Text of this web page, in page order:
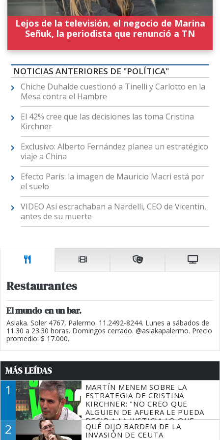
Lejos de la televisión, el negocio de Marina
Señuk, la periodista que renunció a TN
NOTICIAS ANTERIORES DE "POLÍTICA"
Chiche Duhalde cuestionó a Tinelli y Carlotto en la
Mesa contra el Hambre
El 42% cree que las decisiones las toma Cristina
Kirchner
Exclusivo: Alberto Fernández planea un estratégico
viaje a China
Efecto París: la imagen de Mauricio Macri está por
el suelo
VIDEO Así escrachaban a Nardelli, CEO de Vicentin,
antes de su muerte
Restaurantes
El mundo en un bar.
Asiaka. Soler 4767, Palermo. 11.2492-8244. Lunes a sábados de
11.30 a 23.30 horas. Domingos cerrado. @asiakapalermo. Precio
promedio: $ 17.000.
MÁS LEÍDAS
1
MARTÍN MENEM SOBRE LA
ESTRATEGIA DE CRISTINA
KIRCHNER: "NO CREO QUE
ALGUIEN DE AFUERA LE PUEDA
DECIR A LA JUSTICIA LO QUE
TIENE QUE HACER"
2
QUÉ DIJO BARDEM DE LA
INVASIÓN DE CEUTA